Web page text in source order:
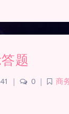
题
| 0 | 商